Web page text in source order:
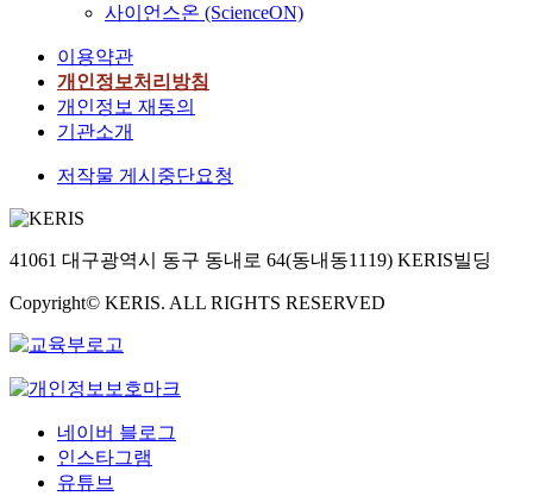
사이언스온 (ScienceON)
이용약관
개인정보처리방침
개인정보 재동의
기관소개
저작물 게시중단요청
41061 대구광역시 동구 동내로 64(동내동1119) KERIS빌딩
Copyright© KERIS. ALL RIGHTS RESERVED
네이버 블로그
인스타그램
유튜브